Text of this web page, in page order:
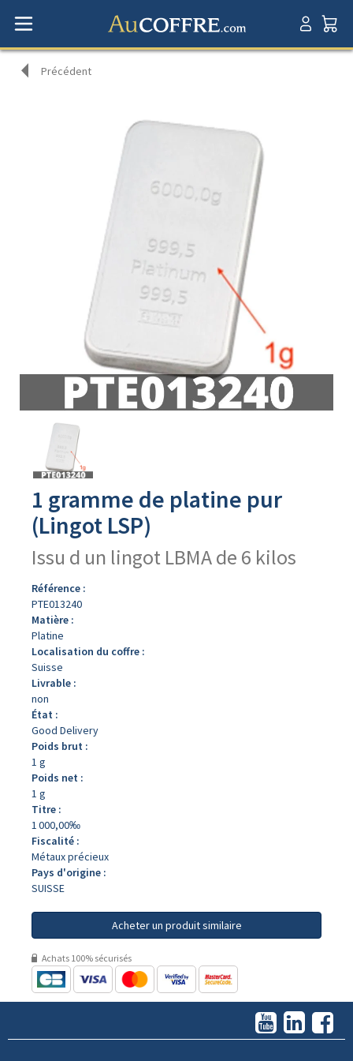
Précédent
produit
1 gramme de platine pur
(Lingot LSP)
Issu d un lingot LBMA de 6 kilos
Référence :
PTE013240
Matière :
Platine
Localisation du coffre :
Suisse
Livrable :
non
État :
Good Delivery
Poids brut :
1 g
Poids net :
1 g
Titre :
1 000,00‰
Fiscalité :
Métaux précieux
Pays d'origine :
SUISSE
Acheter un produit similaire
Achats 100% sécurisés